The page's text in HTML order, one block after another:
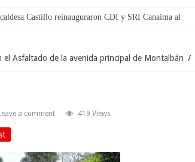
Asfaltado de la avenida principal de Montalbán /
a comment 419 Views